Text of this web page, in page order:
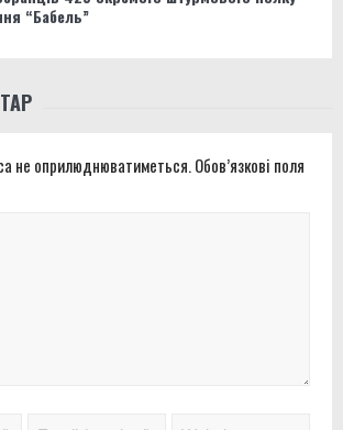
“Бабель”
не оприлюднюватиметься.Обов’язкові поля